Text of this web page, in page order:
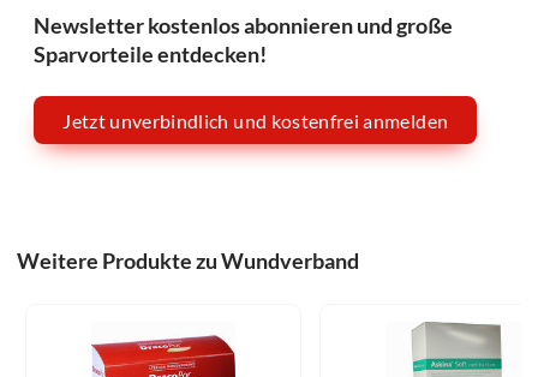
Newsletter kostenlos abonnieren und große
Sparvorteile entdecken!
Jetzt unverbindlich und kostenfrei anmelden
Weitere Produkte zu Wundverband